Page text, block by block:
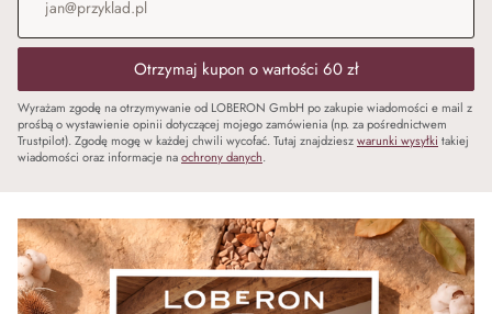
Otrzymaj kupon o wartości 60 zł
Wyrażam zgodę na otrzymywanie od LOBERON GmbH po zakupie wiadomości e mail z
prośbą o wystawienie opinii dotyczącej mojego zamówienia (np. za pośrednictwem
Trustpilot). Zgodę mogę w każdej chwili wycofać. Tutaj znajdzieszwarunki wysyłki takiej
wiadomości oraz informacje naochrony danych.